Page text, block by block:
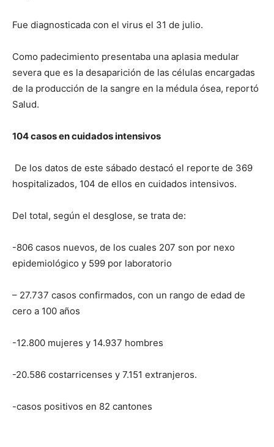
Fue diagnosticada con el virus el 31 de julio.
Como padecimiento presentaba una aplasia medular
severa que es la desaparición de las células encargadas
de la producción de la sangre en la médula ósea, reportó
Salud.
104 casos en cuidados intensivos
De los datos de este sábado destacó el reporte de 369
hospitalizados, 104 de ellos en cuidados intensivos.
Del total, según el desglose, se trata de:
-806 casos nuevos, de los cuales 207 son por nexo
epidemiológico y 599 por laboratorio
– 27.737 casos confirmados, con un rango de edad de
cero a 100 años
-12.800 mujeres y 14.937 hombres
-20.586 costarricenses y 7.151 extranjeros.
-casos positivos en 82 cantones